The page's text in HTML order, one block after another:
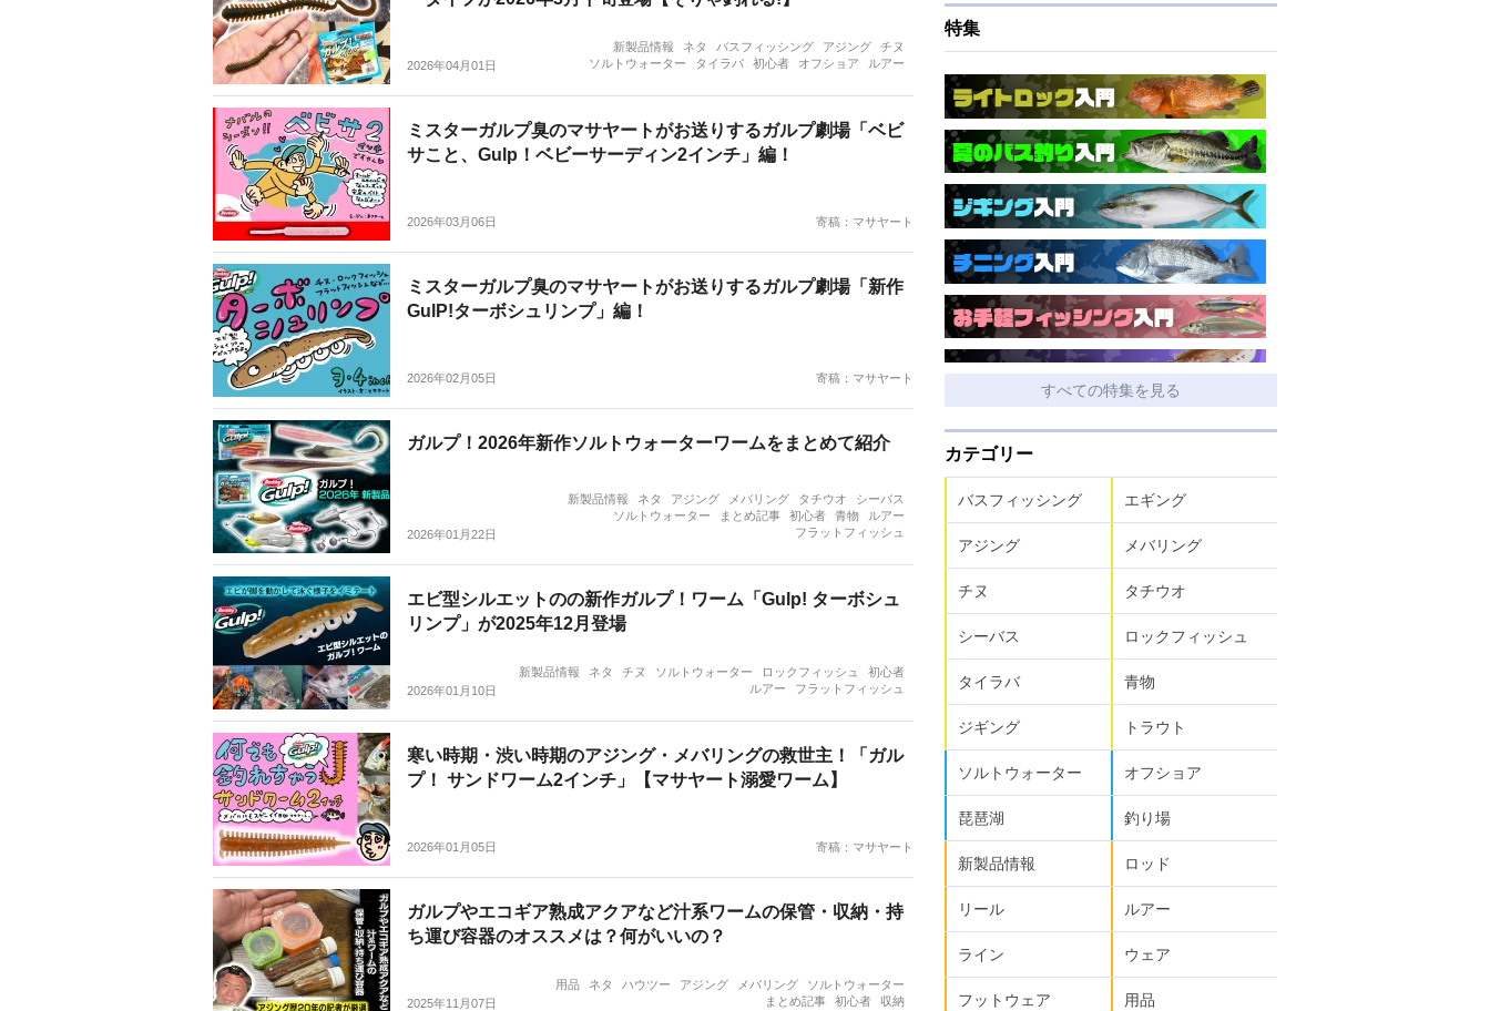
2026年04月01日
新製品情報 ネタ バスフィッシング アジング
チヌ
ソルトウォーター
タイラバ 初心者 オフショア ルアー
ミスターガルプ臭のマサヤートがお送りするガルプ劇場「ベビ
サこと、Gulp！ベビーサーディン2インチ」編！
2026年03月06日 寄稿：マサヤート
ミスターガルプ臭のマサヤートがお送りするガルプ劇場「新作
GulP!ターボシュリンプ」編！
2026年02月05日 寄稿：マサヤート
ガルプ！2026年新作ソルトウォーターワームをまとめて紹介
2026年01月22日
新製品情報 ネタ アジング メバリング タチウオ
シーバス
ソルトウォーター
まとめ記事 初心者 青物
ルアー
フラットフィッシュ
エビ型シルエットのの新作ガルプ！ワーム「Gulp! ターボシュ
リンプ」が2025年12月登場
2026年01月10日
新製品情報 ネタ チヌ ソルトウォーター ロックフィッシュ
初心者
ルアー
フラットフィッシュ
寒い時期・渋い時期のアジング・メバリングの救世主！「ガル
プ！ サンドワーム2インチ」【マサヤート溺愛ワーム】
2026年01月05日 寄稿：マサヤート
ガルプやエコギア熟成アクアなど汁系ワームの保管・収納・持
ち運び容器のオススメは？何がいいの？
2025年11月07日
用品 ネタ ハウツー アジング メバリング
ソルトウォーター
まとめ記事
初心者 収納
特集
すべての特集を見る
カテゴリー
バスフィッシング エギング
アジング メバリング
チヌ タチウオ
シーバス ロックフィッシュ
タイラバ 青物
ジギング トラウト
ソルトウォーター オフショア
琵琶湖 釣り場
新製品情報 ロッド
リール ルアー
ライン ウェア
フットウェア 用品